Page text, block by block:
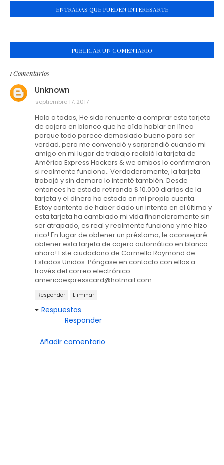
ENTRADAS QUE PUEDEN INTERESARTE
PUBLICAR UN COMENTARIO
1 Comentarios
Unknown
septiembre 17, 2017
Hola a todos, He sido renuente a comprar esta tarjeta
de cajero en blanco que he oído hablar en línea
porque todo parece demasiado bueno para ser
verdad, pero me convenció y sorprendió cuando mi
amigo en mi lugar de trabajo recibió la tarjeta de
América Express Hackers & we ambos lo confirmaron
si realmente funciona.. Verdaderamente, la tarjeta
trabajó y sin demora lo intenté también. Desde
entonces he estado retirando $ 10.000 diarios de la
tarjeta y el dinero ha estado en mi propia cuenta.
Estoy contento de haber dado un intento en el último y
esta tarjeta ha cambiado mi vida financieramente sin
ser atrapado, es real y realmente funciona y me hizo
rico! En lugar de obtener un préstamo, le aconsejaré
obtener esta tarjeta de cajero automático en blanco
ahora! Este ciudadano de Carmella Raymond de
Estados Unidos. Póngase en contacto con ellos a
través del correo electrónico:
americaexpresscard@hotmail.com
Responder Eliminar
Respuestas
Responder
Añadir comentario